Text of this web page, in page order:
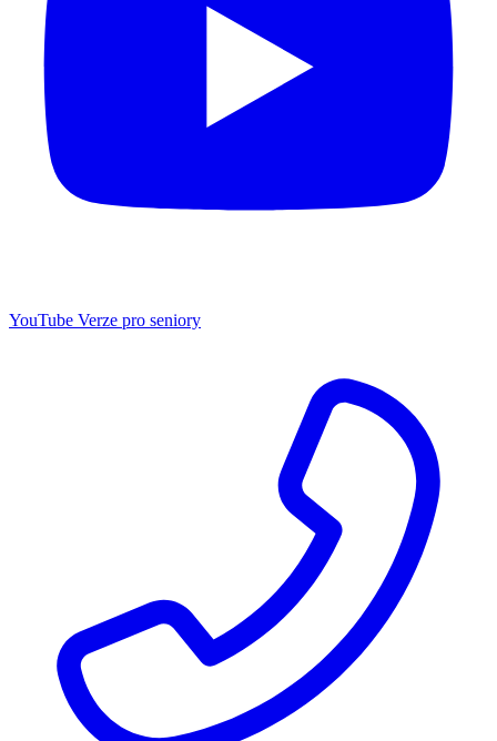
YouTube Verze pro seniory